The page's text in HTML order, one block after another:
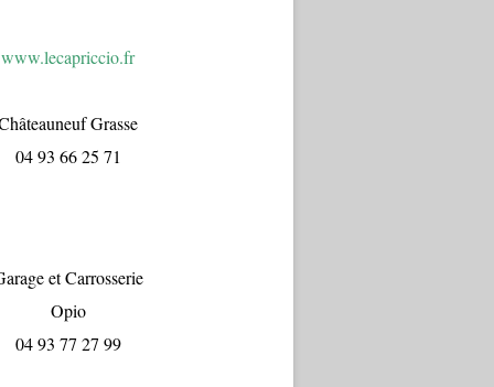
www.lecapriccio.fr
Grasse
04 93 66 25 71
et Carrosserie
Opio
04 93 77 27 99